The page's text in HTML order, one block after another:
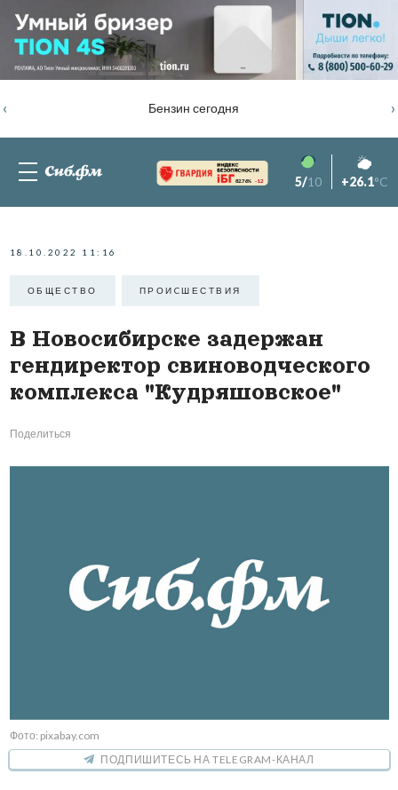
Бензин сегодня
‹ ›
82.76% -1.2 5/10 +26.1°C
18.10.2022 11:16
ОБЩЕСТВО ПРОИCШЕСТВИЯ
В Новосибирске задержан
гендиректор свиноводческого
комплекса "Кудряшовское"
Поделиться
Фото: pixabay.com
ПОДПИШИТЕСЬ НА TELEGRAM-КАНАЛ